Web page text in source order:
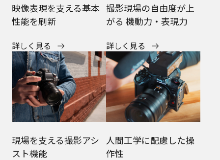
映像表現を支える基本
性能を刷新
詳しく見る
撮影現場の自由度が上
がる 機動力・表現力
詳しく見る
現場を支える撮影アシ
スト機能
人間工学に配慮した操
作性